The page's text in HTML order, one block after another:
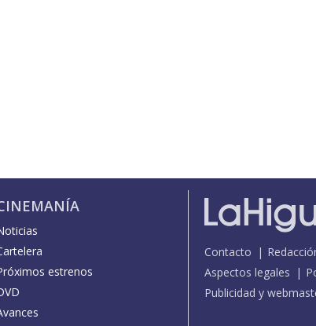
estrenos
Contacto
Aspectos legales
Publicidad y